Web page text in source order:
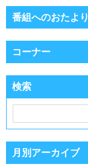
番組へのおたより
コーナー
検索
月別アーカイブ